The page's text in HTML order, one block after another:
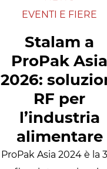
EVENTI E FIERE
Stalam a
ProPak Asia
2026:
RF per
l’industria
alimentare
ProPak Asia 2024 è la